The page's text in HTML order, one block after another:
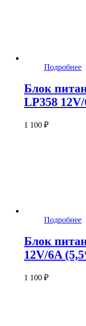
Подробнее
Блок
LP358
1 100 ₽
Подробнее
Блок
12V/6A
1 100 ₽